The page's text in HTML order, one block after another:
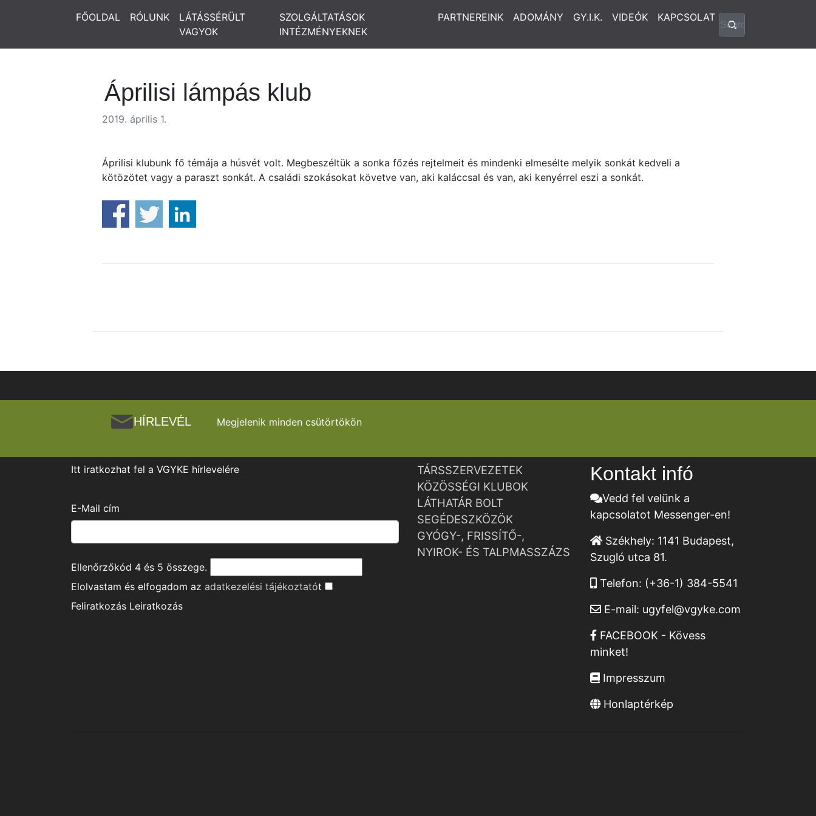
FŐOLDAL RÓLUNK
LÁTÁSSÉRÜLT
VAGYOK
SZOLGÁLTATÁSOK
INTÉZMÉNYEKNEK
PARTNEREINK ADOMÁNY GY.I.K. VIDEÓK KAPCSOLAT
Áprilisi lámpás klub
2019. április 1.
Áprilisi klubunk fő témája a húsvét volt. Megbeszéltük a sonka főzés rejtelmeit és mindenki elmesélte melyik sonkát kedveli a
kötözötet vagy a paraszt sonkát. A családi szokásokat követve van, aki kaláccsal és van, aki kenyérrel eszi a sonkát.
HÍRLEVÉL Megjelenik minden csütörtökön
Itt iratkozhat fel a VGYKE hírlevelére
E-Mail cím
Ellenőrzőkód 4 és 5 összege.
Elolvastam és elfogadom az adatkezelési tájékoztatót
Feliratkozás Leiratkozás
TÁRSSZERVEZETEK
KÖZÖSSÉGI KLUBOK
LÁTHATÁR BOLT
SEGÉDESZKÖZÖK
GYÓGY-, FRISSÍTŐ-,
NYIROK- ÉS TALPMASSZÁZS
Kontakt infó
Vedd fel velünk a
kapcsolatot Messenger-en!
Székhely: 1141 Budapest,
Szugló utca 81.
Telefon: (+36-1) 384-5541
E-mail: ugyfel@vgyke.com
FACEBOOK - Kövess
minket!
Impresszum
Honlaptérkép